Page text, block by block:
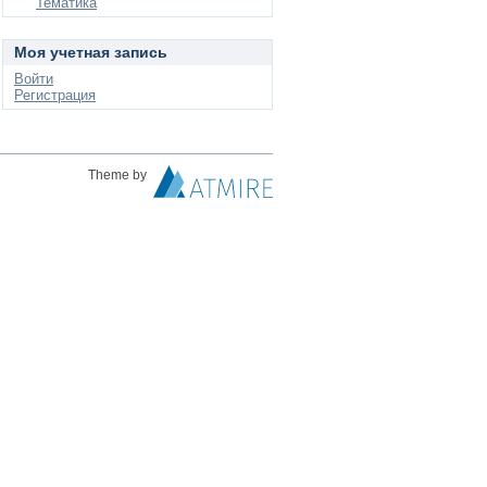
Моя учетная запись
Войти
Регистрация
Theme by